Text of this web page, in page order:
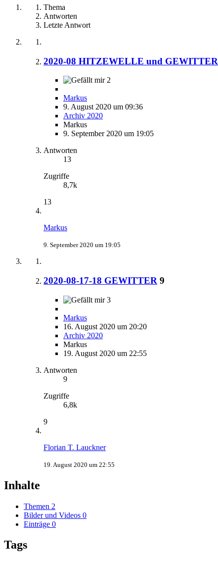
Thema
Antworten
Letzte Antwort
2020-08 HITZEWELLE und GEWITTER
2
Markus
9. August 2020 um 09:36
Archiv 2020
Markus
9. September 2020 um 19:05
Antworten
13
Zugriffe
8,7k
13
Markus
9. September 2020 um 19:05
2020-08-17-18 GEWITTER 9
3
Markus
16. August 2020 um 20:20
Archiv 2020
Markus
19. August 2020 um 22:55
Antworten
9
Zugriffe
6,8k
9
Florian T. Lauckner
19. August 2020 um 22:55
Inhalte
Themen 2
Bilder und Videos 0
Einträge 0
Tags